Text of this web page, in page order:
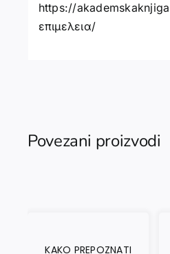
https://
επιμελεια/
Povezani proizvodi
KAKO PREPOZNATI